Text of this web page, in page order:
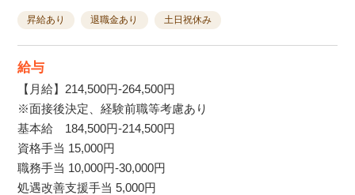
昇給あり 退職金あり 土日祝休み
給与
【月給】214,500円-264,500円
※面接後決定、経験前職等考慮あり
基本給 184,500円-214,500円
資格手当 15,000円
職務手当 10,000円-30,000円
処遇改善支援手当 5,000円